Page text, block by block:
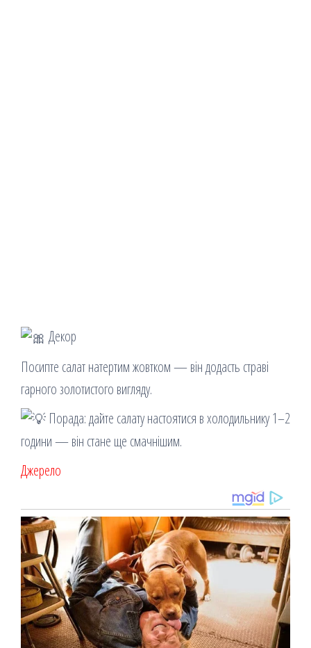
Декор
Посипте салат натертим жовтком — він додасть страві
гарного золотистого вигляду.
Порада: дайте салату настоятися в холодильнику 1–2
години — він стане ще смачнішим.
Джерело